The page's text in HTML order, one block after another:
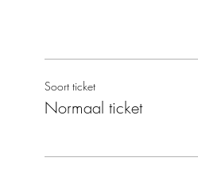
Soort ticket
Normaal ticket